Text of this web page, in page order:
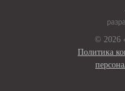
© 2026
Политика